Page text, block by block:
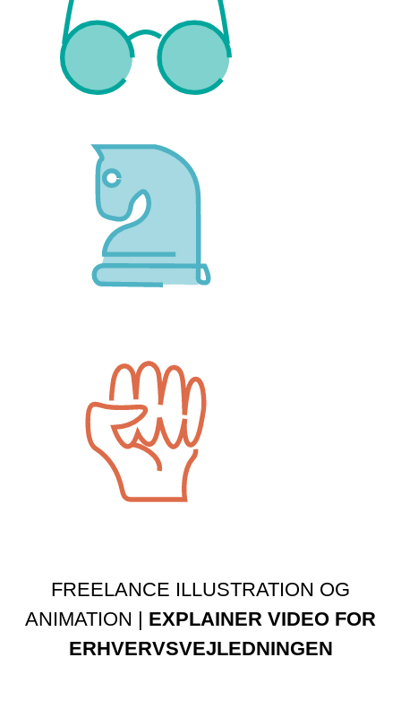
FREELANCE ILLUSTRATION OG
ANIMATION | EXPLAINER VIDEO FOR
ERHVERVSVEJLEDNINGEN